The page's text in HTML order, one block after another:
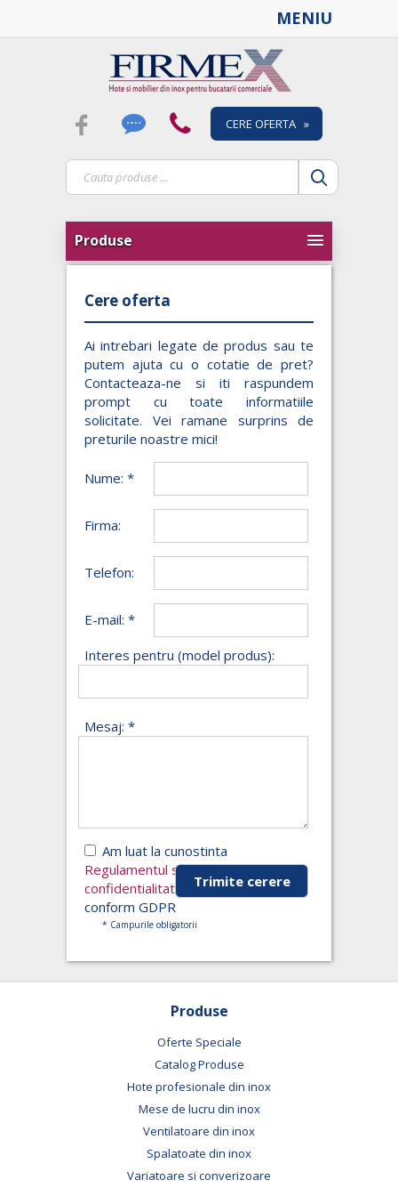
MENIU
CERE OFERTA »
Produse
Cere oferta
Ai intrebari legate de produs sau te
putem ajuta cu o cotatie de pret?
Contacteaza-ne si iti raspundem
prompt cu toate informatiile
solicitate. Vei ramane surprins de
preturile noastre mici!
Nume: *
Firma:
Telefon:
E-mail: *
Interes pentru (model produs):
Mesaj: *
Am luat la cunostinta
Regulamentul si Politica de
confidentialitate
si accept conditiile,
conform GDPR
* Campurile obligatorii
Produse
Oferte Speciale
Catalog Produse
Hote profesionale din inox
Mese de lucru din inox
Ventilatoare din inox
Spalatoate din inox
Variatoare si converizoare